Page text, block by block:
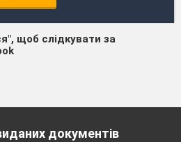
щоб слідкувати за
документів